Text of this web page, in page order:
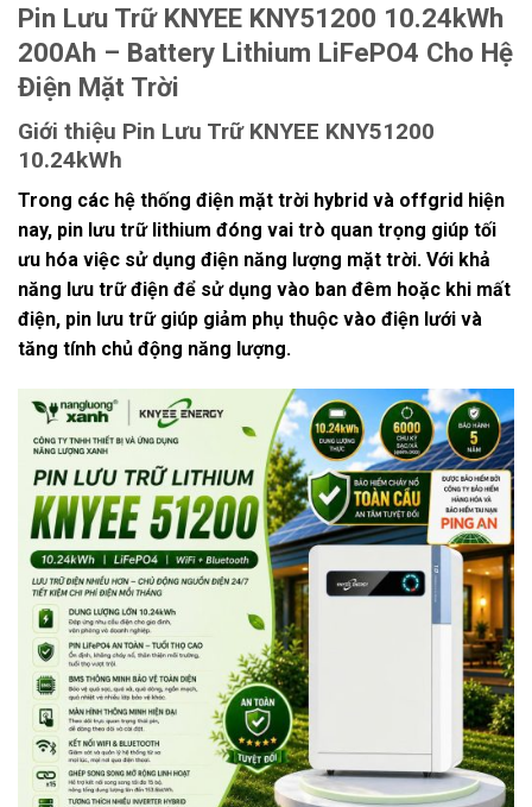
Pin Lưu Trữ KNYEE KNY51200 10.24kWh
200Ah – Battery Lithium LiFePO4 Cho Hệ
Điện Mặt Trời
Giới thiệu Pin Lưu Trữ KNYEE KNY51200
10.24kWh
Trong các hệ thống điện mặt trời hybrid và offgrid hiện
nay, pin lưu trữ lithium đóng vai trò quan trọng giúp tối
ưu hóa việc sử dụng điện năng lượng mặt trời. Với khả
năng lưu trữ điện để sử dụng vào ban đêm hoặc khi mất
điện, pin lưu trữ giúp giảm phụ thuộc vào điện lưới và
tăng tính chủ động năng lượng.